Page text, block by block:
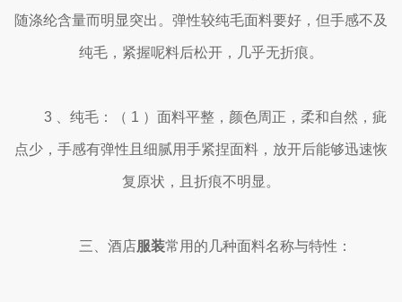
随涤纶含量而明显突出。弹性较纯毛面料要好，但手感不及
纯毛，紧握呢料后松开，几乎无折痕。
3 、纯毛：（ 1 ）面料平整，颜色周正，柔和自然，疵
点少，手感有弹性且细腻用手紧捏面料，放开后能够迅速恢
复原状，且折痕不明显。
三、酒店服装常用的几种面料名称与特性：